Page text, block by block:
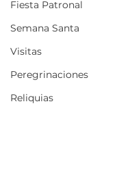
Fiesta Patronal
Semana Santa
Visitas
Peregrinaciones
Reliquias